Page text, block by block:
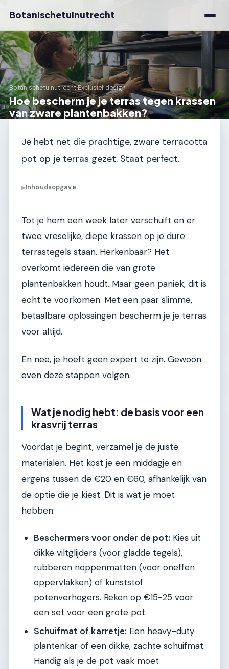
Botanischetuinutrecht
Botanischetuinutrecht›Exclusief design
Hoe bescherm je je terras tegen krassen
van zware plantenbakken?
Je hebt net die prachtige, zware terracotta
pot op je terras gezet. Staat perfect.
▶Inhoudsopgave
Tot je hem een week later verschuift en er
twee vreselijke, diepe krassen op je dure
terrastegels staan. Herkenbaar? Het
overkomt iedereen die van grote
plantenbakken houdt. Maar geen paniek, dit is
echt te voorkomen. Met een paar slimme,
betaalbare oplossingen bescherm je je terras
voor altijd.
En nee, je hoeft geen expert te zijn. Gewoon
even deze stappen volgen.
Wat je nodig hebt: de basis voor een
krasvrij terras
Voordat je begint, verzamel je de juiste
materialen. Het kost je een middagje en
ergens tussen de €20 en €60, afhankelijk van
de optie die je kiest. Dit is wat je moet
hebben:
Beschermers voor onder de pot: Kies uit
dikke viltglijders (voor gladde tegels),
rubberen noppenmatten (voor oneffen
oppervlakken) of kunststof
potenverhogers. Reken op €15-25 voor
een set voor een grote pot.
Schuifmat of karretje: Een heavy-duty
plantenkar of een dikke, zachte schuifmat.
Handig als je de pot vaak moet